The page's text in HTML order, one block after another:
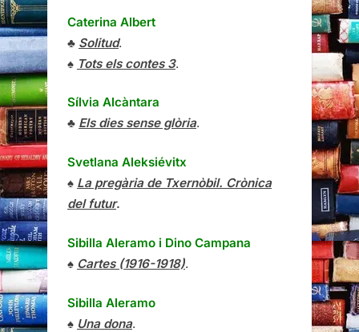
Caterina Albert
♣ Solitud.
♠ Tots els contes 3.
Sílvia Alcàntara
♣ Els dies sense glòria.
Svetlana Aleksiévitx
♠ La pregària de Txernòbil. Crònica
del futur.
Sibilla Aleramo i Dino Campana
♠ Cartes (1916-1918).
Sibilla Aleramo
♠ Una dona.